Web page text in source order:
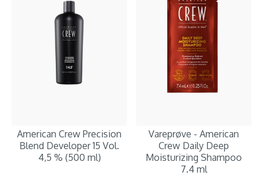
American Crew Precision
Blend Developer 15 Vol.
4,5 % (500 ml)
Vareprøve - American
Crew Daily Deep
Moisturizing Shampoo
7.4 ml